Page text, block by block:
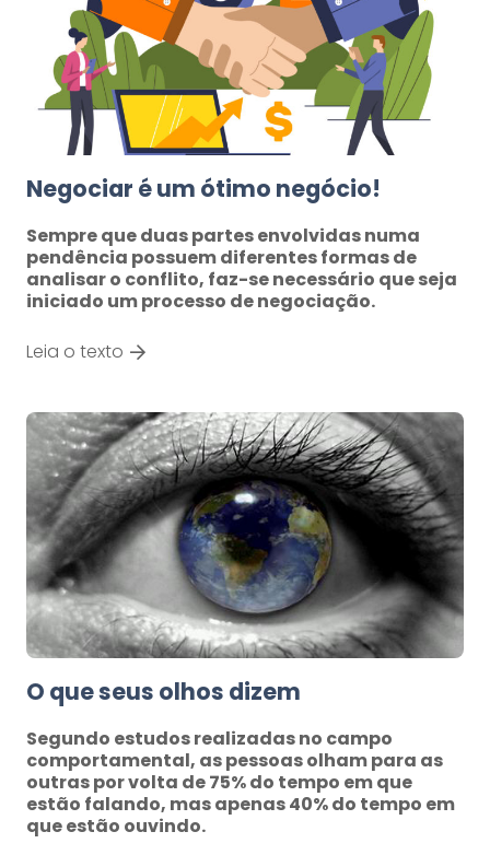
Negociar é um ótimo negócio!
Sempre que duas partes envolvidas numa
pendência possuem diferentes formas de
analisar o conflito, faz-se necessário que seja
iniciado um processo de negociação.
Leia o texto
O que seus olhos dizem
Segundo estudos realizadas no campo
comportamental, as pessoas olham para as
outras por volta de 75% do tempo em que
estão falando, mas apenas 40% do tempo em
que estão ouvindo.